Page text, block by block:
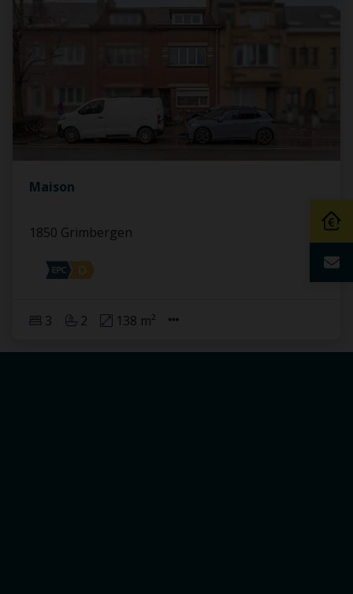
Maison
1850 Grimbergen
3 2 138 m²